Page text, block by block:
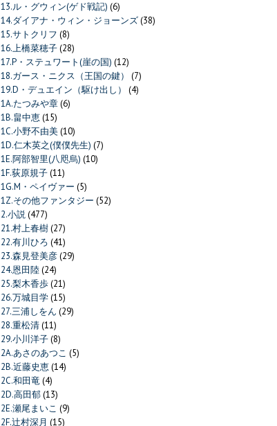
13.ル・グウィン(ゲド戦記) (6)
14.ダイアナ・ウィン・ジョーンズ(38)
15.サトクリフ (8)
16.上橋菜穂子(28)
17.P・ステュワート(崖の国) (12)
18.ガース・ニクス（王国の鍵）
(7)
19.D・デュエイン（駆け出し）
(4)
1A.たつみや章(6)
1B.畠中恵(15)
1C.小野不由美(10)
1D.仁木英之(僕僕先生) (7)
1E.阿部智里(八咫烏) (10)
1F.荻原規子(11)
1G.M・ペイヴァー (5)
1Z.その他ファンタジー (52)
2.小説(477)
21.村上春樹(27)
22.有川ひろ (41)
23.森見登美彦(29)
24.恩田陸(24)
25.梨木香歩(21)
26.万城目学(15)
27.三浦しをん (29)
28.重松清(11)
29.小川洋子(8)
2A.あさのあつこ (5)
2B.近藤史恵(14)
2C.和田竜(4)
2D.高田郁(13)
2E.瀬尾まいこ (9)
2F.辻村深月 (15)